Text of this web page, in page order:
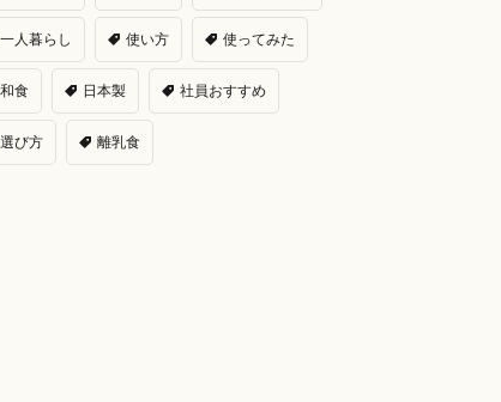
一人暮らし 使い方 使ってみた
和食 日本製 社員おすすめ
選び方 離乳食